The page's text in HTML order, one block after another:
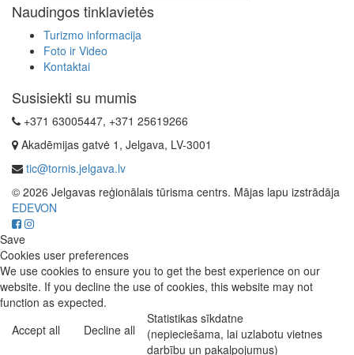
Naudingos tinklavietės
Turizmo informacija
Foto ir Video
Kontaktai
Susisiekti su mumis
+371 63005447, +371 25619266
Akadēmijas gatvė 1, Jelgava, LV-3001
tic@tornis.jelgava.lv
© 2026 Jelgavas reģionālais tūrisma centrs. Mājas lapu izstrādāja
EDEVON
Save
Cookies user preferences
We use cookies to ensure you to get the best experience on our
website. If you decline the use of cookies, this website may not
function as expected.
Accept all
Decline all
Statistikas sīkdatne
(nepieciešama, lai uzlabotu vietnes
darbību un pakalpojumus)